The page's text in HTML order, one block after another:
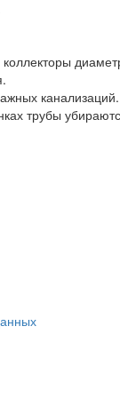
коллекторы
канализаций.
трубы